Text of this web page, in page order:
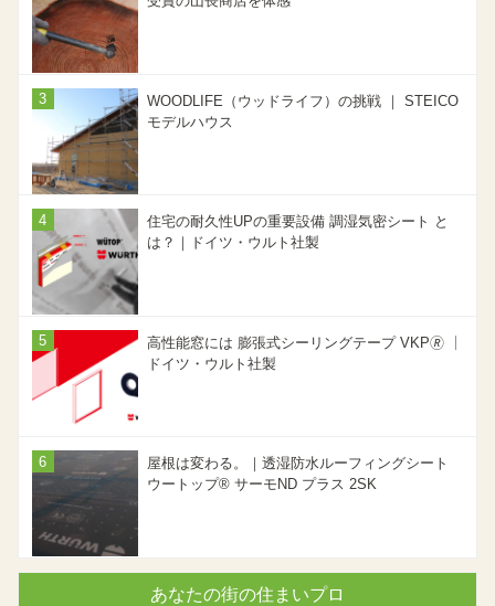
WOODLIFE（ウッドライフ）の挑戦 ｜ STEICO
モデルハウス
住宅の耐久性UPの重要設備 調湿気密シート と
は？｜ドイツ・ウルト社製
高性能窓には 膨張式シーリングテープ VKP🄬 ｜
ドイツ・ウルト社製
屋根は変わる。｜透湿防水ルーフィングシート
ウートップ® サーモND プラス 2SK
あなたの街の住まいプロ